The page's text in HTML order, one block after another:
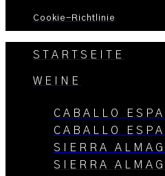
Cookie-Richtlinie
STARTSEITE
WEINE
CABALLO
CABALLO
SIERRA
SIERRA